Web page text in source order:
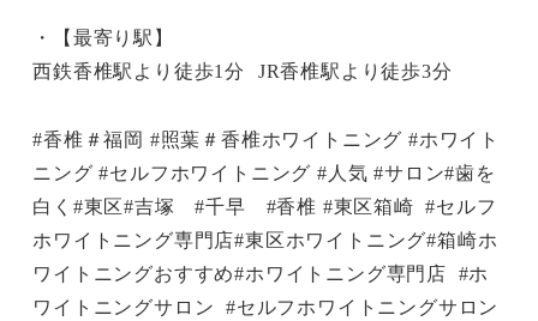
・【最寄り駅】
西鉄香椎駅より徒歩1分 JR香椎駅より徒歩3分
#香椎＃福岡 #照葉＃香椎ホワイトニング #ホワイト
ニング #セルフホワイトニング #人気 #サロン#歯を
白く#東区#吉塚 #千早 #香椎 #東区箱崎 #セルフ
ホワイトニング専門店#東区ホワイトニング#箱崎ホ
ワイトニングおすすめ#ホワイトニング専門店 #ホ
ワイトニングサロン #セルフホワイトニングサロン